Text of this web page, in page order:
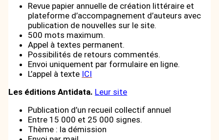
Revue papier annuelle de création littéraire et
plateforme d’accompagnement d’auteurs avec
publication de nouvelles sur le site.
500 mots maximum.
Appel à textes permanent.
Possibilités de retours commentés.
Envoi uniquement par formulaire en ligne.
L’appel à texte ICI
Les éditions Antidata. Leur site
Publication d’un recueil collectif annuel
Entre 15 000 et 25 000 signes.
Thème : la démission